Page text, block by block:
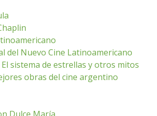
del Nuevo Cine Latinoamericano
El sistema de estrellas y otros mitos
obras del cine argentino